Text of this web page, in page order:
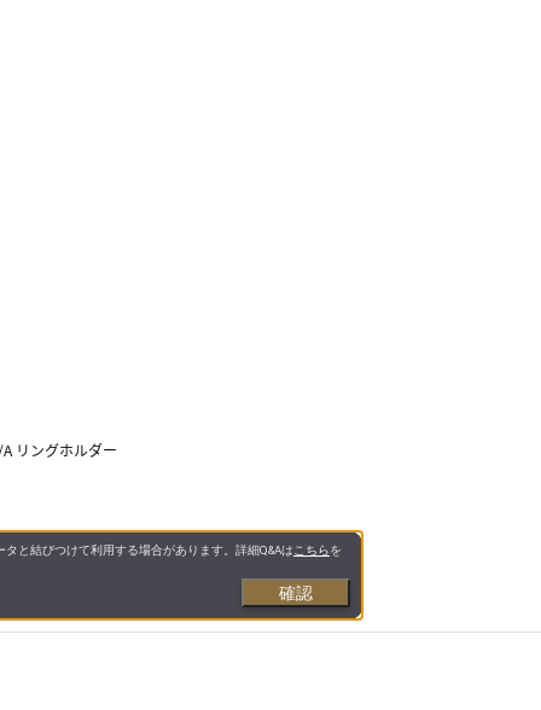
リングホルダー
と結びつけて利用する場合があります。詳細Q&Aは こちらを
確認